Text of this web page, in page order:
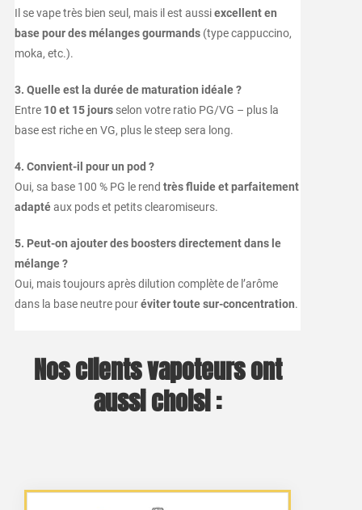
Il se vape très bien seul, mais il est aussiexcellent en
base pour des mélanges gourmands(type cappuccino,
moka, etc.).
3. Quelle est la durée de maturation idéale ?
Entre 10 et 15 joursselon votre ratio PG/VG – plus la
base est riche en VG, plus le steep sera long.
4. Convient-il pour un pod ?
Oui, sa base 100 % PG le rend très fluide et parfaitement
adaptéaux pods et petits clearomiseurs.
5. Peut-on ajouter des boosters directement dans le
mélange ?
Oui, mais toujours après dilution complète de l’arôme
dans la base neutre pouréviter toute sur-concentration.
Nos clients vapoteurs ont
aussi choisi :